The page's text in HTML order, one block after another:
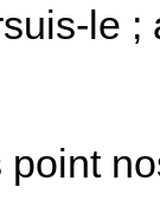
le ;
point